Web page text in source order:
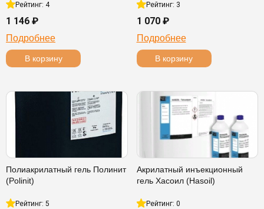
Рейтинг: 4
1 146 ₽
Подробнее
В корзину
Рейтинг: 3
1 070 ₽
Подробнее
В корзину
Полиакрилатный гель Полинит
(Polinit)
Рейтинг: 5
Акрилатный инъекционный
гель Хасоил (Hasoil)
Рейтинг: 0